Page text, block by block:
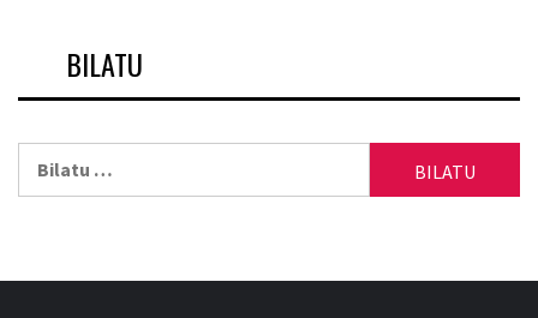
BILATU